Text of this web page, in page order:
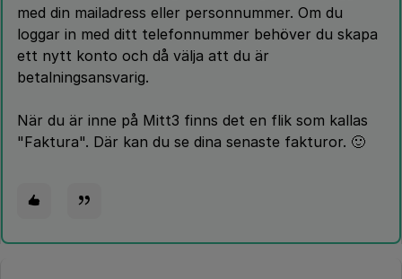
med din mailadress eller personnummer. Om du
loggar in med ditt telefonnummer behöver du skapa
ett nytt konto och då välja att du är
betalningsansvarig.
När du är inne på Mitt3 finns det en flik som kallas
"Faktura". Där kan du se dina senaste fakturor. 🙂